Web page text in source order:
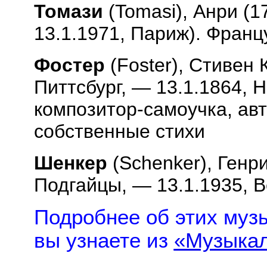
Томази (Tomasi), Анри
13.1.1971, Париж).
Фостер (Foster), Стивен
Питтсбург, — 13.1.1864,
композитор-самоучка,
собственные стихи
Шенкер (Schenker),
Подгайцы, — 13.1.1935,
Подробнее об этих
вы узнаете из